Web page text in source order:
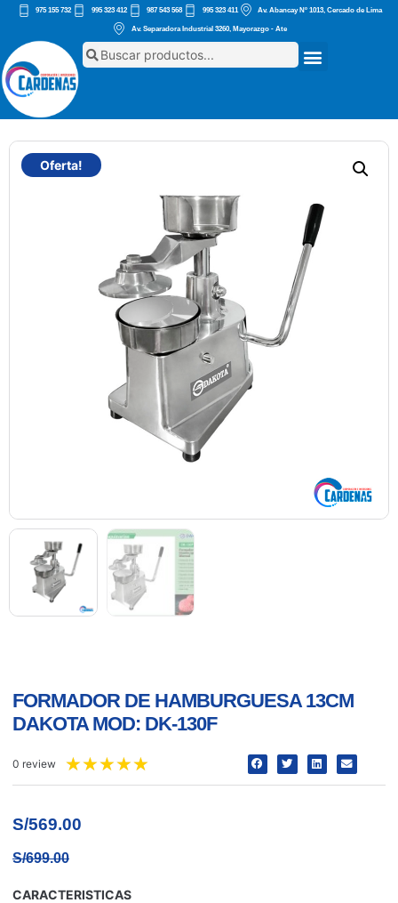
975 155 732 995 323 412 987 543 568 995 323 411 Av. Abancay Nº 1013, Cercado de Lima
Av. Separadora Industrial 3260, Mayorazgo - Ate
Oferta!
FORMADOR DE HAMBURGUESA 13CM
DAKOTA MOD: DK-130F
0 review ★★★★★
S/569.00
S/699.00
CARACTERISTICAS